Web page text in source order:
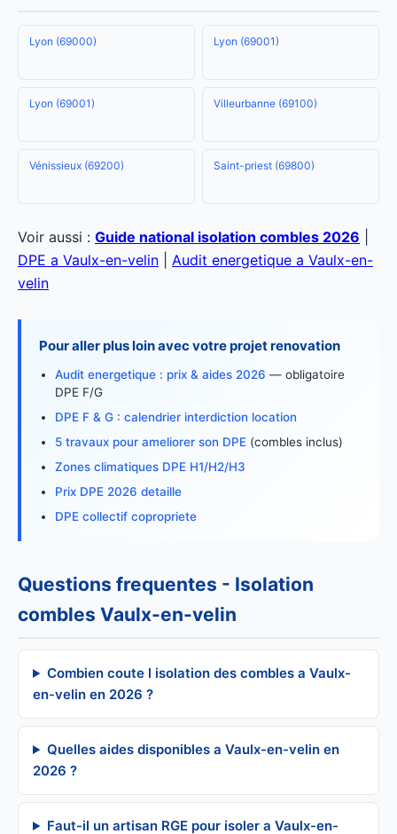
Lyon (69000) Lyon (69001)
Lyon (69001) Villeurbanne (69100)
Vénissieux (69200) Saint-priest (69800)
Voir aussi : Guide national isolation combles 2026
DPE a Vaulx-en-velin
Audit energetique a Vaulx-en-
velin
Pour aller plus loin avec votre projet renovation
Audit energetique : prix & aides 2026 — obligatoire
DPE F/G
DPE F & G : calendrier interdiction location
5 travaux pour ameliorer son DPE (combles inclus)
Zones climatiques DPE H1/H2/H3
Prix DPE 2026 detaille
DPE collectif copropriete
Questions frequentes - Isolation
combles Vaulx-en-velin
Combien coute l isolation des combles a Vaulx-
en-velin en 2026 ?
Quelles aides disponibles a Vaulx-en-velin en
2026 ?
Faut-il un artisan RGE pour isoler a Vaulx-en-